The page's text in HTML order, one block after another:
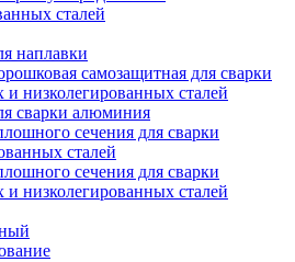
сталей
наплавки
самозащитная для сварки
и низколегированных сталей
сварки алюминия
сечения для сварки
сталей
сечения для сварки
и низколегированных сталей